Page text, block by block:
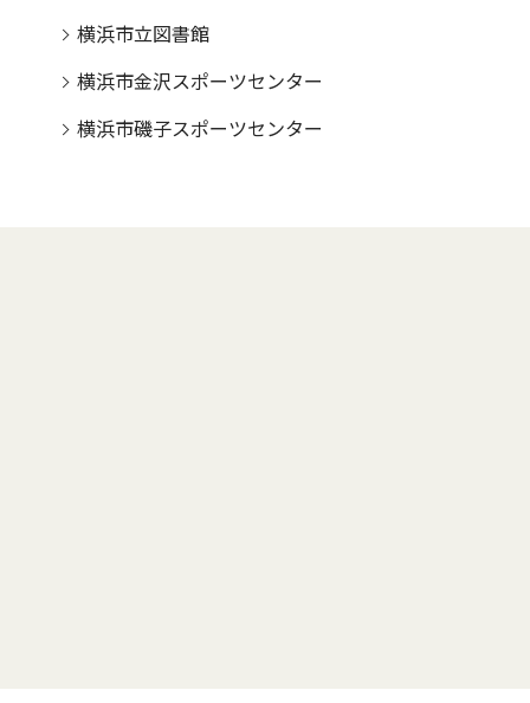
横浜市立図書館
横浜市金沢スポーツセンター
横浜市磯子スポーツセンター